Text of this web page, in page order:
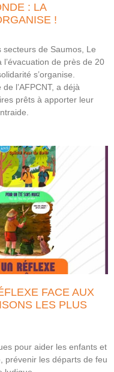
: LA
!
de Saumos, Le
de près de 20
s’organise.
l’AFPCNT, a déjà
prêts à apporter leur
FACE AUX
LES PLUS
pour aider les enfants et
prévenir les départs de feu